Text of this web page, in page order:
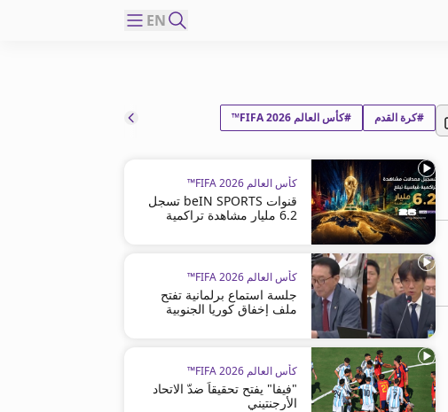
EN
#كرة القدم #كأس العالم FIFA 2026™
كأس العالم FIFA 2026™
قنوات beIN SPORTS تسجل
6.2 مليار مشاهدة تراكمية
كأس العالم FIFA 2026™
جلسة استماع برلمانية تفتح
ملف إخفاق كوريا الجنوبية
كأس العالم FIFA 2026™
"فيفا" يفتح تحقيقاً ضدّ الاتحاد
الأرجنتيني